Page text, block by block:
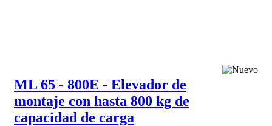
ML 65 - 800E - Elevador de
montaje con hasta 800 kg de
capacidad de carga